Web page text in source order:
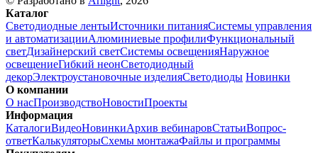
Каталог
Светодиодные лентыИсточники питанияСистемы управления
и автоматизацииАлюминиевые профилиФункциональный
светДизайнерский светСистемы освещенияНаружное
освещениеГибкий неонСветодиодный
декорЭлектроустановочные изделияСветодиоды Новинки
О компании
О насПроизводствоНовостиПроекты
Информация
КаталогиВидеоНовинкиАрхив вебинаровСтатьиВопрос-
ответКалькуляторыСхемы монтажаФайлы и программы